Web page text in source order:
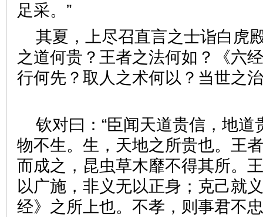
足采。”
其夏，上尽召直言之士诣白虎
之道何贵？王者之法何如？《六
行何先？取人之术何以？当世之
钦对曰：“臣闻天道贵信，地道
物不生。生，天地之所贵也。王
而成之，昆虫草木靡不得其所。
以广施，非义无以正身；克己就
经》之所上也。不孝，则事君不